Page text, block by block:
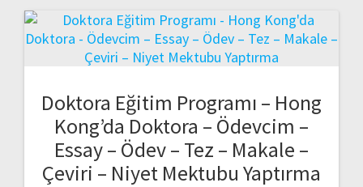
Doktora Eğitim Programı – Hong
Kong’da Doktora – Ödevcim –
Essay – Ödev – Tez – Makale –
Çeviri – Niyet Mektubu Yaptırma